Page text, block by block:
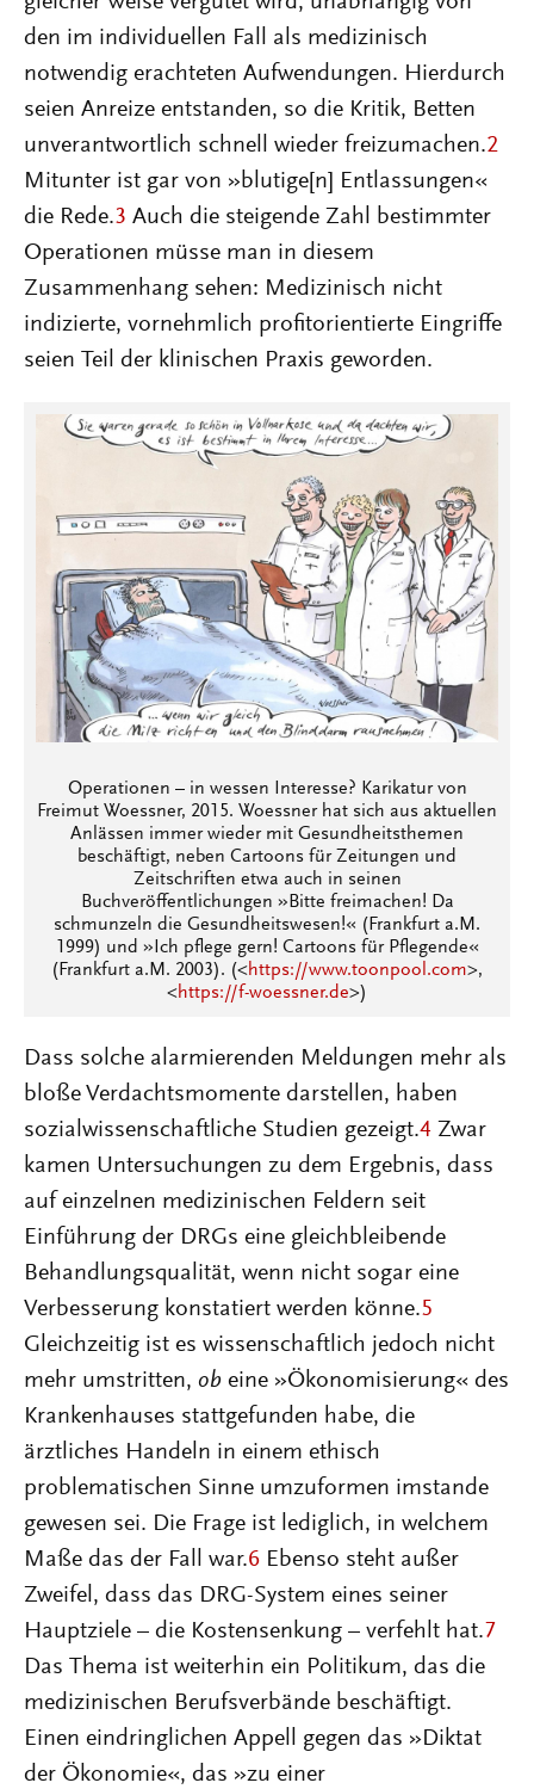
den im individuellen Fall als medizinisch
notwendig erachteten Aufwendungen. Hierdurch
seien Anreize entstanden, so die Kritik, Betten
unverantwortlich schnell wieder freizumachen.2
Mitunter ist gar von »blutige[n] Entlassungen«
die Rede.3 Auch die steigende Zahl bestimmter
Operationen müsse man in diesem
Zusammenhang sehen: Medizinisch nicht
indizierte, vornehmlich profitorientierte Eingriffe
seien Teil der klinischen Praxis geworden.
Operationen – in wessen Interesse? Karikatur von
Freimut Woessner, 2015. Woessner hat sich aus aktuellen
Anlässen immer wieder mit Gesundheitsthemen
beschäftigt, neben Cartoons für Zeitungen und
Zeitschriften etwa auch in seinen
Buchveröffentlichungen »Bitte freimachen! Da
schmunzeln die Gesundheitswesen!« (Frankfurt a.M.
1999) und »Ich pflege gern! Cartoons für Pflegende«
(Frankfurt a.M. 2003). (<https://www.toonpool.com>,
<https://f-woessner.de>)
Dass solche alarmierenden Meldungen mehr als
bloße Verdachtsmomente darstellen, haben
sozialwissenschaftliche Studien gezeigt.4 Zwar
kamen Untersuchungen zu dem Ergebnis, dass
auf einzelnen medizinischen Feldern seit
Einführung der DRGs eine gleichbleibende
Behandlungsqualität, wenn nicht sogar eine
Verbesserung konstatiert werden könne.5
Gleichzeitig ist es wissenschaftlich jedoch nicht
mehr umstritten, ob eine »Ökonomisierung« des
Krankenhauses stattgefunden habe, die
ärztliches Handeln in einem ethisch
problematischen Sinne umzuformen imstande
gewesen sei. Die Frage ist lediglich, in welchem
Maße das der Fall war.6 Ebenso steht außer
Zweifel, dass das DRG-System eines seiner
Hauptziele – die Kostensenkung – verfehlt hat.7
Das Thema ist weiterhin ein Politikum, das die
medizinischen Berufsverbände beschäftigt.
Einen eindringlichen Appell gegen das »Diktat
der Ökonomie«, das »zu einer